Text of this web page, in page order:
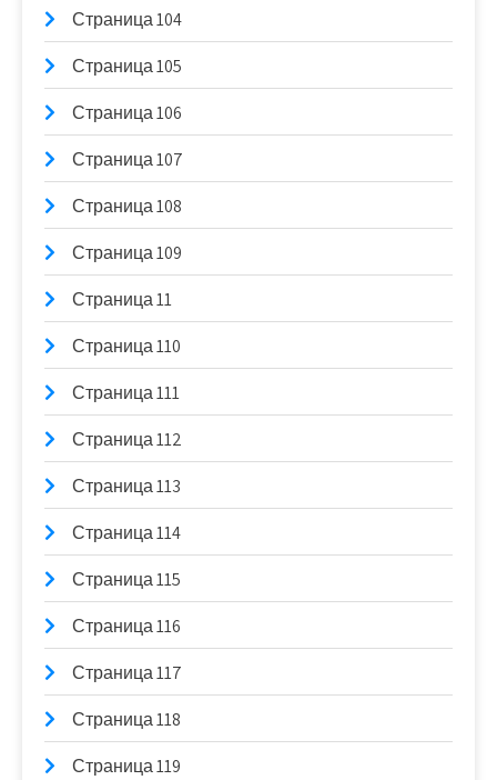
Страница 104
Страница 105
Страница 106
Страница 107
Страница 108
Страница 109
Страница 11
Страница 110
Страница 111
Страница 112
Страница 113
Страница 114
Страница 115
Страница 116
Страница 117
Страница 118
Страница 119